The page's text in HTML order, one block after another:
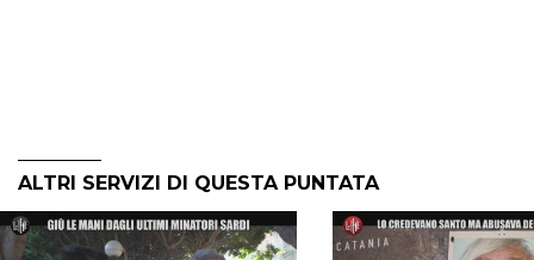
ALTRI SERVIZI DI QUESTA PUNTATA